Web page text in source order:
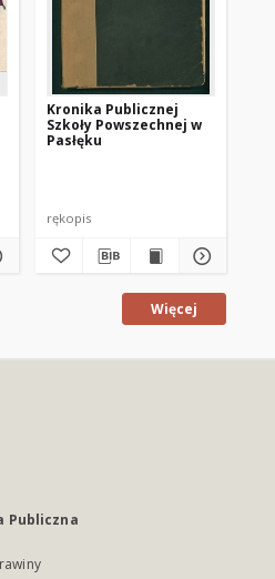
Kronika Publicznej
Szkoły Powszechnej w
Pasłęku
rękopis
Więcej
Publiczna